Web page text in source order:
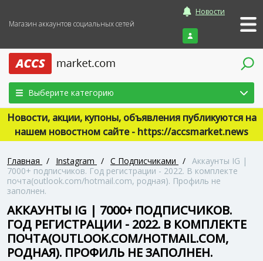
Магазин аккаунтов социальных сетей
Новости
Войти
Выберите категорию
Новости, акции, купоны, объявления публикуются на
нашем новостном сайте - https://accsmarket.news
Главная / Instagram / С Подписчиками / Аккаунты IG |
7000+ подписчиков. Год регистрации - 2022. В комплекте
почта(outlook.com/hotmail.com, родная). Профиль не
заполнен.
АККАУНТЫ IG | 7000+ ПОДПИСЧИКОВ.
ГОД РЕГИСТРАЦИИ - 2022. В КОМПЛЕКТЕ
ПОЧТА(OUTLOOK.COM/HOTMAIL.COM,
РОДНАЯ). ПРОФИЛЬ НЕ ЗАПОЛНЕН.